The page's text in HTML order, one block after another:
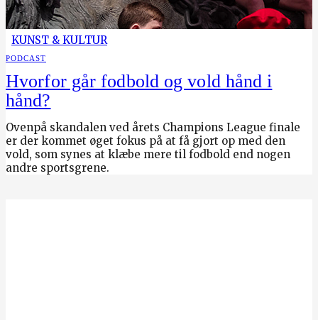
KUNST & KULTUR
PODCAST
Hvorfor går fodbold og vold hånd i
hånd?
Ovenpå skandalen ved årets Champions League finale
er der kommet øget fokus på at få gjort op med den
vold, som synes at klæbe mere til fodbold end nogen
andre sportsgrene.